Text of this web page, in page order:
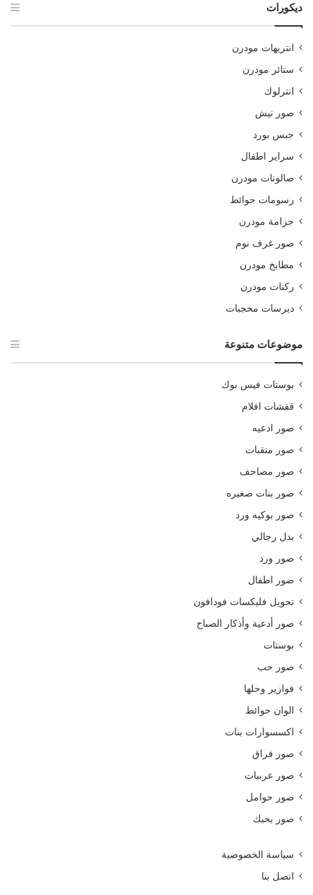
ديكورات
انتريهات مودرن
ستائر مودرن
انترلوك
صور نيش
جبس بورد
سراير اطفال
صالونات مودرن
رسومات حوائط
جزامة مودرن
صور غرف نوم
مطابخ مودرن
ركنات مودرن
ديرسات محجبات
موضوعات متنوعة
بوستات فيس بوك
قفشات افلام
صور ادعيه
صور منقبات
صور مصاحف
صور بنات صغيره
صور بوكيه ورد
بدل رجالي
صور ورد
صور اطفال
تحويل فليكسات فودافون
صور أدعية وأذكار الصباح
بوستات
صور حب
فوازير وحلها
الوان حوائط
اكسسوارات بنات
صور فراق
صور عربيات
صور حوامل
صور بحبك
سياسة الخصوصية
اتصل بنا